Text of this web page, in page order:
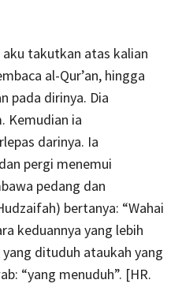
aku takutkan atas kalian
al-Qur’an, hingga
pada dirinya. Dia
Kemudian ia
darinya. Ia
pergi menemui
pedang dan
bertanya: “Wahai
keduannya yang lebih
dituduh ataukah yang
“yang menuduh”. [HR.